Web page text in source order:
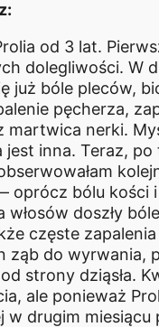
od 3 lat.
dolegliwości. W
już bóle pleców,
pęcherza,
martwica nerki.
jest inna. Teraz, po
oprócz bólu kości
włosów doszły
częste
ząb do wyrwania,
strony dziąsła.
ale ponieważ
w drugim miesiącu